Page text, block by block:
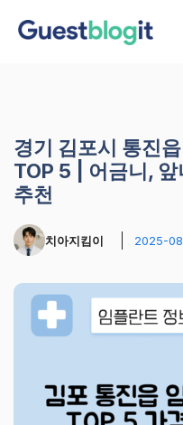
경기 김포시 통진
TOP 5 | 어금니,
추천
치아지킴이 2025-